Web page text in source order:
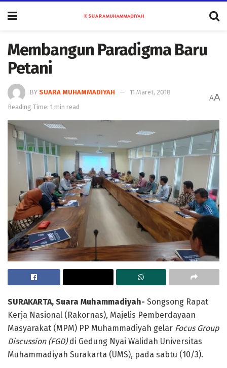
Membangun Paradigma Baru
Petani
BY SUARA MUHAMMADIYAH
11 Maret, 2018
Reading Time: 1 min read
AA
SURAKARTA, Suara Muhammadiyah- Songsong Rapat
Kerja Nasional (Rakornas), Majelis Pemberdayaan
Masyarakat (MPM) PP Muhammadiyah gelar Focus Group
Discussion (FGD)di Gedung Nyai Walidah Universitas
Muhammadiyah Surakarta (UMS), pada sabtu (10/3).